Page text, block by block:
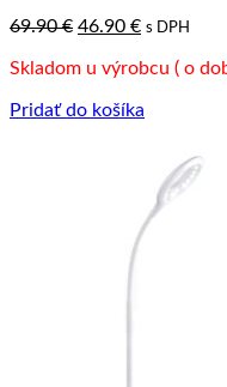
69.90€ Pôvodná
bola:
46.90 €Aktuálna
je:
s DPH
Skladom u výrobcu ( o
Pridať do košíka